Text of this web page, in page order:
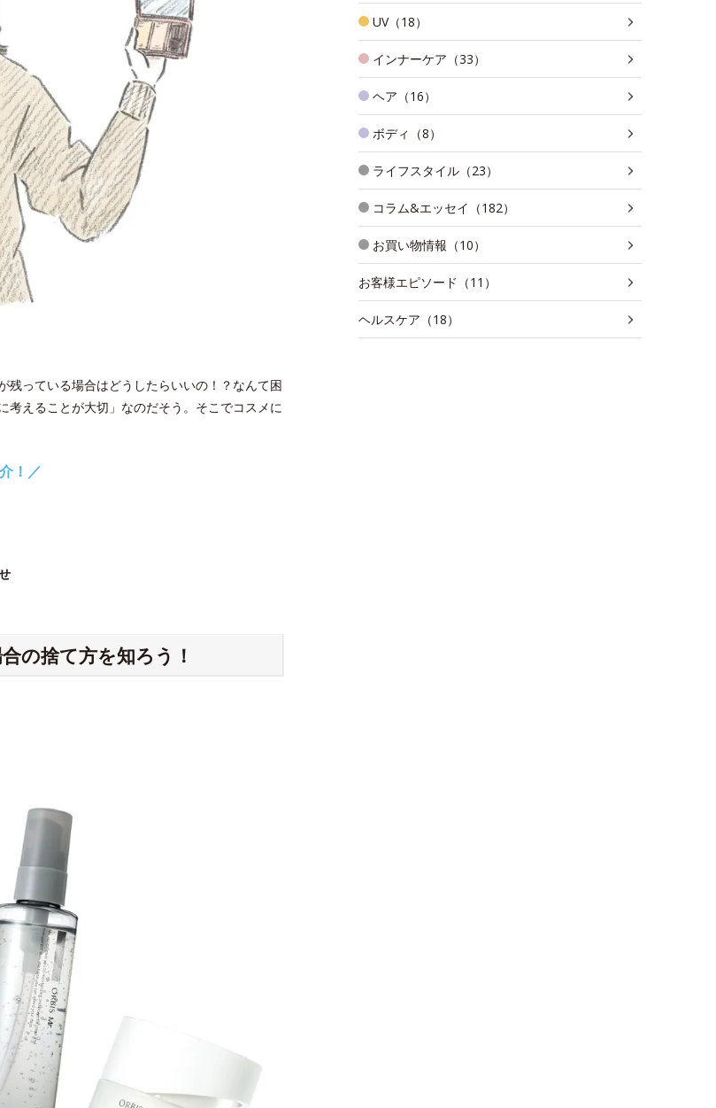
残っている場合はどうしたらいいの！？なんて困
考えることが大切」なのだそう。そこでコスメに
！／
の捨て方を知ろう！
UV（18）
インナーケア（33）
ヘア（16）
ボディ（8）
ライフスタイル（23）
コラム&エッセイ（182）
お買い物情報（10）
お客様エピソード（11）
ヘルスケア（18）